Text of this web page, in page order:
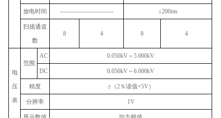
放电时间 --------------------------- ≤200ms
扫描通道
数
8 4 8 4
电
压
表
范围
AC 0.050kV～5.000kV
DC 0.050kV～6.000kV
精度 ± （2％读值+5V）
分辨率 1V